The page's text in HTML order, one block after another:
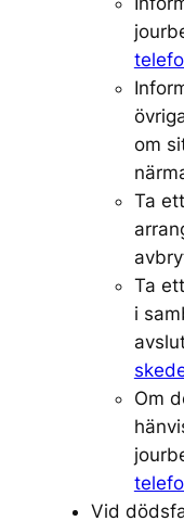
om
Ta
Ta
i
Om
Vid